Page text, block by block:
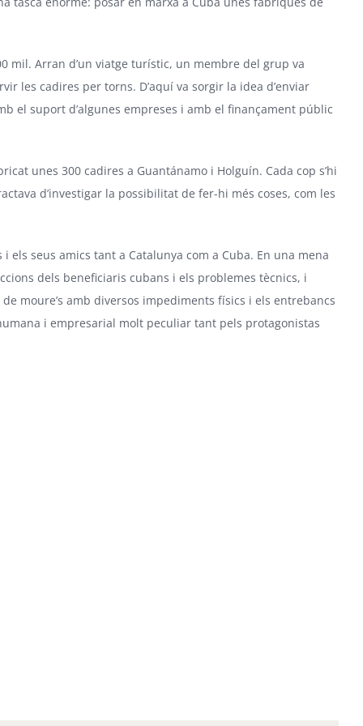
mil. Arran d’un viatge turístic, un membre del grup va
les cadires per torns. D’aquí va sorgir la idea d’enviar
el suport d’algunes empreses i amb el finançament públic
unes 300 cadires a Guantánamo i Holguín. Cada cop s’hi
d’investigar la possibilitat de fer-hi més coses, com les
els seus amics tant a Catalunya com a Cuba. En una mena
dels beneficiaris cubans i els problemes tècnics, i
moure’s amb diversos impediments físics i els entrebancs
i empresarial molt peculiar tant pels protagonistas